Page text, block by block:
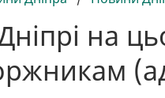
на